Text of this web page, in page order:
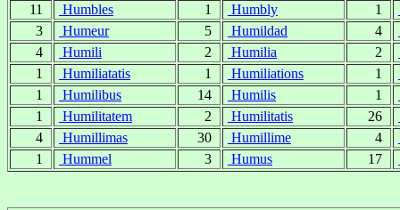
11
Humbles 1 Humbly 1
3
Humeur 5 Humildad 4
4
Humili 2 Humilia 2
1
Humiliatatis 1 Humiliations 1
1
Humilibus 14 Humilis 1
1
Humilitatem 2 Humilitatis 26
4
Humillimas 30 Humillime 4
1
Hummel 3 Humus 17